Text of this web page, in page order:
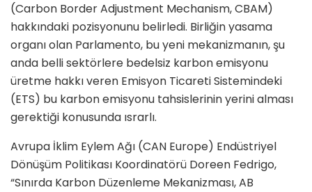
(Carbon Border Adjustment Mechanism, CBAM)
hakkındaki pozisyonunu belirledi. Birliğin yasama
organı olan Parlamento, bu yeni mekanizmanın, şu
anda belli sektörlere bedelsiz karbon emisyonu
üretme hakkı veren Emisyon Ticareti Sistemindeki
(ETS) bu karbon emisyonu tahsislerinin yerini alması
gerektiği konusunda ısrarlı.
Avrupa İklim Eylem Ağı (CAN Europe) Endüstriyel
Dönüşüm Politikası Koordinatörü Doreen Fedrigo,
“Sınırda Karbon Düzenleme Mekanizması, AB